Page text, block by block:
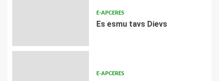
E-APCERES
Es esmu tavs Dievs
E-APCERES